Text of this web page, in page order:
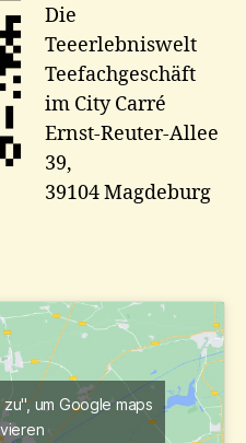
Die
Teeerlebniswelt
Teefachgeschäft
im City Carré
Ernst-Reuter-Allee
39,
39104 Magdeburg
um Google maps